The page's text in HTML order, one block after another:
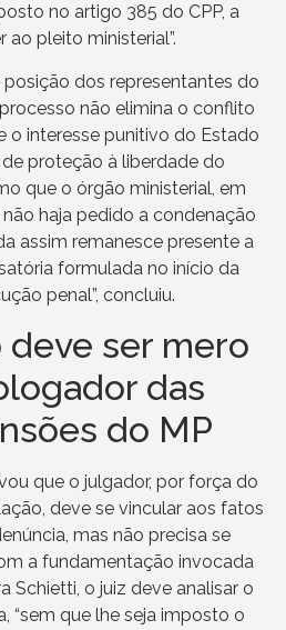
no artigo 385 do CPP, a
ao pleito ministerial”.
posição dos representantes do
não elimina o conflito
o interesse punitivo do Estado
proteção à liberdade do
que o órgão ministerial, em
haja pedido a condenação
assim remanesce presente a
formulada no início da
penal”, concluiu.
deve ser mero
das
do MP
que o julgador, por força do
deve se vincular aos fatos
mas não precisa se
a fundamentação invocada
Schietti, o juiz deve analisar o
“sem que lhe seja imposto o